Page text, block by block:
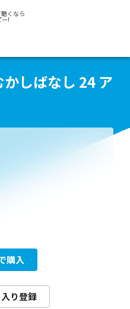
くなら
ー!
しばなし 24 ア
購入
り登録